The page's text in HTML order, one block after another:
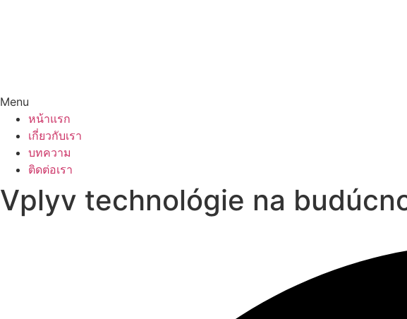
Menu
หน้าแรก
เกี่ยวกับเรา
บทความ
ติดต่อเรา
Vplyv technológie na